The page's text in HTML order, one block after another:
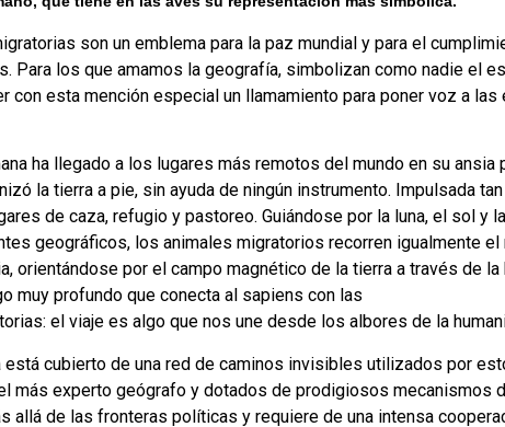
son un emblema para la paz mundial y para el
Para los que amamos la geografía, simbolizan como nadie el
con esta mención especial un llamamiento para poner voz a
ha llegado a los lugares más remotos del mundo en su
la tierra a pie, sin ayuda de ningún instrumento. Impulsada
de caza, refugio y pastoreo. Guiándose por la luna, el sol y
geográficos, los animales migratorios recorren igualmente
orientándose por el campo magnético de la tierra a través de la
muy profundo que conecta al sapiens con las
el viaje es algo que nos une desde los albores de la
está cubierto de una red de caminos invisibles utilizados por
más experto geógrafo y dotados de prodigiosos mecanismos
allá de las fronteras políticas y requiere de una intensa